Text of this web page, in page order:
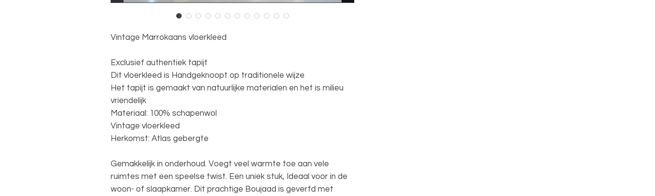
Vintage Marrokaans vloerkleed
Exclusief authentiek tapijt
Dit vloerkleed is Handgeknoopt op traditionele wijze
Het tapijt is gemaakt van natuurlijke materialen en het is milieu
vriendelijk
Materiaal: 100% schapenwol
Vintage vloerkleed
Herkomst: Atlas gebergte
Gemakkelijk in onderhoud. Voegt veel warmte toe aan vele
ruimtes met een speelse twist. Een uniek stuk, Ideaal voor in de
woon- of slaapkamer. Dit prachtige Boujaad is geverfd met